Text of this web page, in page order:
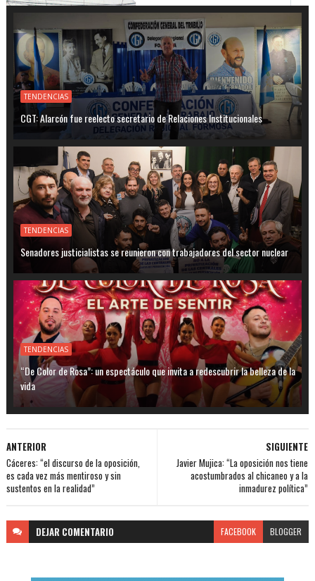
TENDENCIAS
CGT: Alarcón fue reelecto secretario de Relaciones Institucionales
TENDENCIAS
Senadores justicialistas se reunieron con trabajadores del sector nuclear
TENDENCIAS
“De Color de Rosa”: un espectáculo que invita a redescubrir la belleza de la
vida
SIGUIENTE
Javier Mujica: “La oposición nos tiene
acostumbrados al chicaneo y a la
inmadurez política”
ANTERIOR
Cáceres: “el discurso de la oposición,
es cada vez más mentiroso y sin
sustentos en la realidad”
DEJAR COMENTARIO FACEBOOK BLOGGER